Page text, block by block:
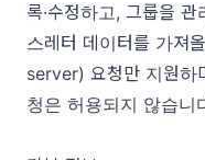
록·수정하고, 그룹을
스레터 데이터를 가져
server) 요청만 지원하
청은 허용되지 않습니